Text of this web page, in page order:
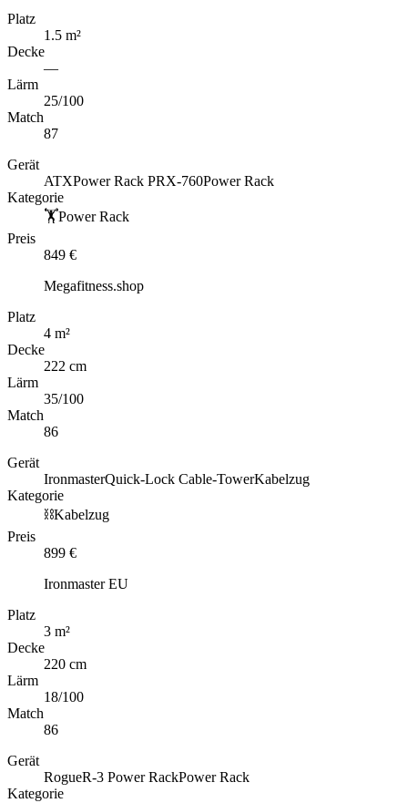
Platz
1.5 m²
Decke
—
Lärm
25/100
Match
87
Gerät
ATXPower Rack PRX-760Power Rack
Kategorie
🏋️Power Rack
Preis
849 €
Megafitness.shop
Platz
4 m²
Decke
222 cm
Lärm
35/100
Match
86
Gerät
IronmasterQuick-Lock Cable-TowerKabelzug
Kategorie
⛓️Kabelzug
Preis
899 €
Ironmaster EU
Platz
3 m²
Decke
220 cm
Lärm
18/100
Match
86
Gerät
RogueR-3 Power RackPower Rack
Kategorie